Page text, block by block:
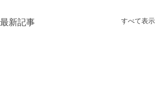
最新記事 すべて表示